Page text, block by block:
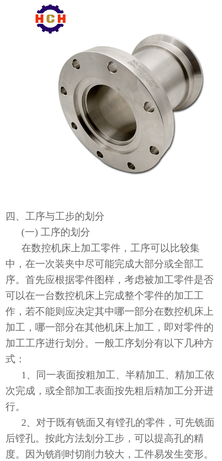
四、工序与工步的划分
(一) 工序的划分
在数控机床上加工零件，工序可以比较集
中，在一次装夹中尽可能完成大部分或全部工
序。首先应根据零件图样，考虑被加工零件是否
可以在一台数控机床上完成整个零件的加工工
作，若不能则应决定其中哪一部分在数控机床上
加工，哪一部分在其他机床上加工，即对零件的
加工工序进行划分。一般工序划分有以下几种方
式：
1、同一表面按粗加工、半精加工、精加工依
次完成，或全部加工表面按先粗后精加工分开进
行。
2、对于既有铣面又有镗孔的零件，可先铣面
后镗孔。按此方法划分工步，可以提高孔的精
度。因为铣削时切削力较大，工件易发生变形。